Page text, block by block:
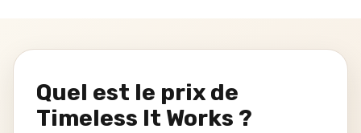
Quel est le prix de
Timeless It Works ?